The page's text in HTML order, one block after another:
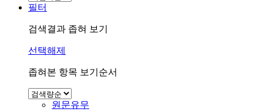
필터
검색결과 좁혀 보기
선택해제
좁혀본 항목 보기순서
원문유무